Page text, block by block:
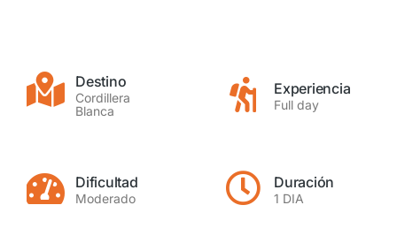
Destino
Cordillera
Blanca
Experiencia
Full day
Dificultad
Moderado
Duración
1 DIA